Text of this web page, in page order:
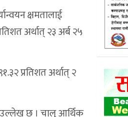
क्षमतालाई
अर्थात् २३ अर्ब २५
प्रतिशत अर्थात् २
उल्लेख छ । चालु आर्थिक